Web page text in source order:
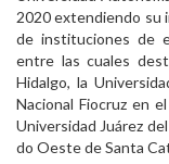
2020 extendiendo su
de instituciones de
entre las cuales
Hidalgo, la
Nacional Fiocruz en
Universidad Juárez
do Oeste de Santa